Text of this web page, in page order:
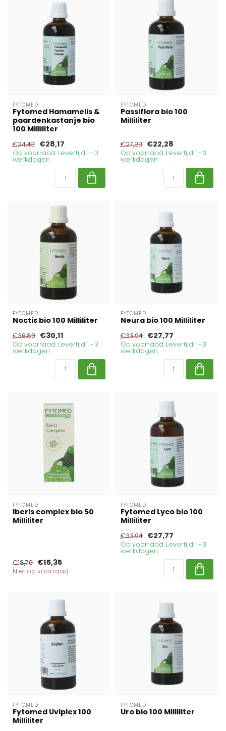
FYTOMED
Fytomed Hamamelis &
paardenkastanje bio
100 Milliliter
€34,43 €28,17
Op voorraad. Levertijd 1 - 3
werkdagen
FYTOMED
Passiflora bio 100
Milliliter
€27,23 €22,28
Op voorraad. Levertijd 1 - 3
werkdagen
FYTOMED
Noctis bio 100 Milliliter
€36,80 €30,11
Op voorraad. Levertijd 1 - 3
werkdagen
FYTOMED
Neura bio 100 Milliliter
€33,94 €27,77
Op voorraad. Levertijd 1 - 3
werkdagen
FYTOMED
Iberis complex bio 50
Milliliter
€18,76 €15,35
Niet op voorraad
FYTOMED
Fytomed Lyco bio 100
Milliliter
€33,94 €27,77
Op voorraad. Levertijd 1 - 3
werkdagen
FYTOMED
Fytomed Uviplex 100
Milliliter
FYTOMED
Uro bio 100 Milliliter